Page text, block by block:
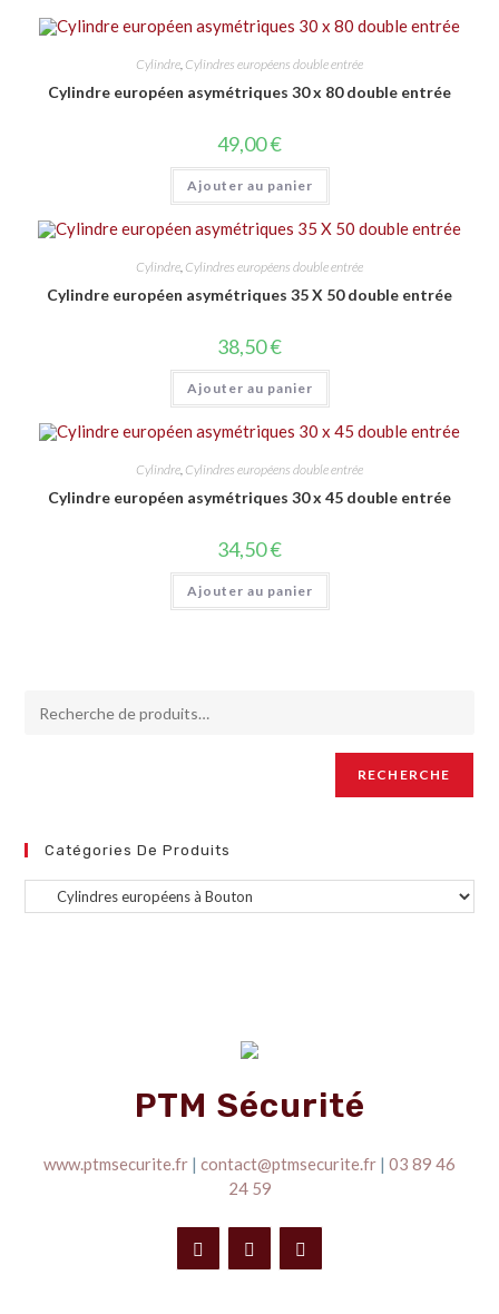
Cylindre, Cylindres européens double entrée
Cylindre européen asymétriques 30 x 80 double entrée
49,00€
Ajouter au panier
Cylindre, Cylindres européens double entrée
Cylindre européen asymétriques 35 X 50 double entrée
38,50€
Ajouter au panier
Cylindre Cylindres européens double entrée
Cylindre européen asymétriques 30 x 45 double entrée
34,50€
Ajouter au panier
RECHERCHE
Catégories De Produits
PTM Sécurité
www.ptmsecurite.fr | contact@ptmsecurite.fr | 03 89 46
24 59